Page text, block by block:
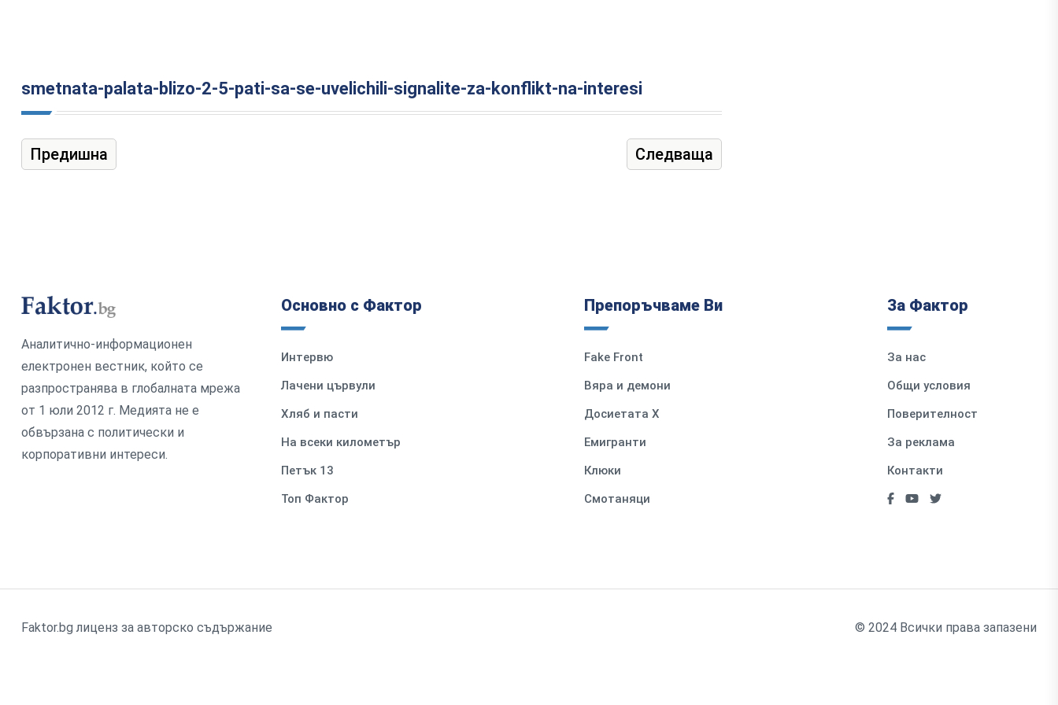
smetnata-palata-blizo-2-5-pati-sa-se-uvelichili-signalite-za-konflikt-na-interesi
Предишна Следваща
Аналитично-информационен
електронен вестник, който се
разпространява в глобалната мрежа
от 1 юли 2012 г. Медията не е
обвързана с политически и
корпоративни интереси.
Основно с Фактор
Интервю
Лачени цървули
Хляб и пасти
На всеки километър
Петък 13
Топ Фактор
Препоръчваме Ви
Fake Front
Вяра и демони
Досиетата Х
Емигранти
Клюки
Смотаняци
За Фактор
За нас
Общи условия
Поверителност
За реклама
Контакти
Faktor.bg лиценз за авторско съдържание © 2024 Всички права запазени